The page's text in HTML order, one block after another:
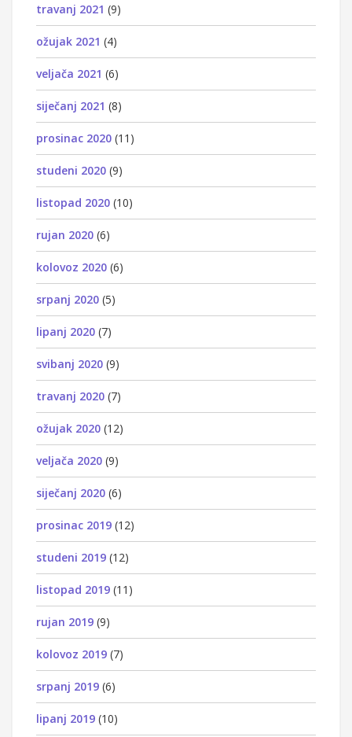
travanj 2021 (9)
ožujak 2021 (4)
veljača 2021 (6)
siječanj 2021 (8)
prosinac 2020 (11)
studeni 2020 (9)
listopad 2020 (10)
rujan 2020 (6)
kolovoz 2020 (6)
srpanj 2020 (5)
lipanj 2020 (7)
svibanj 2020 (9)
travanj 2020 (7)
ožujak 2020 (12)
veljača 2020 (9)
siječanj 2020 (6)
prosinac 2019 (12)
studeni 2019 (12)
listopad 2019 (11)
rujan 2019 (9)
kolovoz 2019 (7)
srpanj 2019 (6)
lipanj 2019 (10)